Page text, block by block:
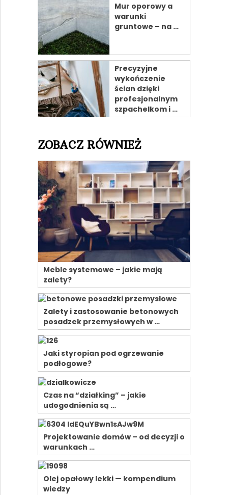
Mur oporowy a
warunki
gruntowe – na …
Precyzyjne
wykończenie
ścian dzięki
profesjonalnym
szpachelkom i …
ZOBACZ RÓWNIEŻ
Meble systemowe – jakie mają
zalety?
Zalety i zastosowanie betonowych
posadzek przemysłowych w …
Jaki styropian pod ogrzewanie
podłogowe?
Czas na “działking” – jakie
udogodnienia są …
Projektowanie domów – od decyzji o
warunkach …
Olej opałowy lekki — kompendium
wiedzy